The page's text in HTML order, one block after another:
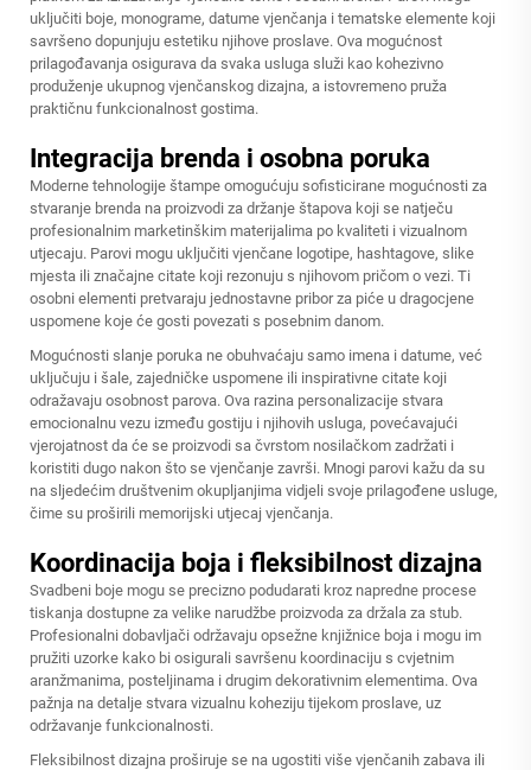
uključiti boje, monograme, datume vjenčanja i tematske elemente koji
savršeno dopunjuju estetiku njihove proslave. Ova mogućnost
prilagođavanja osigurava da svaka usluga služi kao kohezivno
produženje ukupnog vjenčanskog dizajna, a istovremeno pruža
praktičnu funkcionalnost gostima.
Integracija brenda i osobna poruka
Moderne tehnologije štampe omogućuju sofisticirane mogućnosti za
stvaranje brenda na proizvodi za držanje štapova koji se natječu
profesionalnim marketinškim materijalima po kvaliteti i vizualnom
utjecaju. Parovi mogu uključiti vjenčane logotipe, hashtagove, slike
mjesta ili značajne citate koji rezonuju s njihovom pričom o vezi. Ti
osobni elementi pretvaraju jednostavne pribor za piće u dragocjene
uspomene koje će gosti povezati s posebnim danom.
Mogućnosti slanje poruka ne obuhvaćaju samo imena i datume, već
uključuju i šale, zajedničke uspomene ili inspirativne citate koji
odražavaju osobnost parova. Ova razina personalizacije stvara
emocionalnu vezu između gostiju i njihovih usluga, povećavajući
vjerojatnost da će se proizvodi sa čvrstom nosilačkom zadržati i
koristiti dugo nakon što se vjenčanje završi. Mnogi parovi kažu da su
na sljedećim društvenim okupljanjima vidjeli svoje prilagođene usluge,
čime su proširili memorijski utjecaj vjenčanja.
Koordinacija boja i fleksibilnost dizajna
Svadbeni boje mogu se precizno podudarati kroz napredne procese
tiskanja dostupne za velike narudžbe proizvoda za držala za stub.
Profesionalni dobavljači održavaju opsežne knjižnice boja i mogu im
pružiti uzorke kako bi osigurali savršenu koordinaciju s cvjetnim
aranžmanima, posteljinama i drugim dekorativnim elementima. Ova
pažnja na detalje stvara vizualnu koheziju tijekom proslave, uz
održavanje funkcionalnosti.
Fleksibilnost dizajna proširuje se na ugostiti više vjenčanih zabava ili